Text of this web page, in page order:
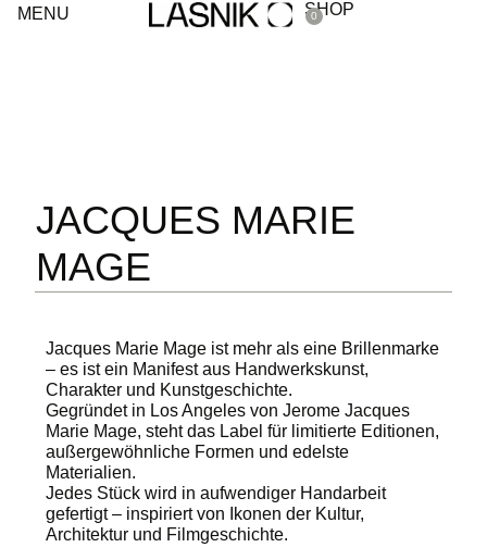
MENU 0
SHOP
JACQUES MARIE
MAGE
Jacques Marie Mage ist mehr als eine Brillenmarke
– es ist ein Manifest aus Handwerkskunst,
Charakter und Kunstgeschichte.
Gegründet in Los Angeles von Jerome Jacques
Marie Mage, steht das Label für limitierte Editionen,
außergewöhnliche Formen und edelste
Materialien.
Jedes Stück wird in aufwendiger Handarbeit
gefertigt – inspiriert von Ikonen der Kultur,
Architektur und Filmgeschichte.